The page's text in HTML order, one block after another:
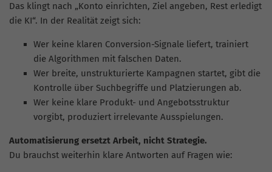
Das klingt nach „Konto einrichten, Ziel angeben, Rest erledigt
die KI“. In der Realität zeigt sich:
Wer keine klaren Conversion-Signale liefert, trainiert
die Algorithmen mit falschen Daten.
Wer breite, unstrukturierte Kampagnen startet, gibt die
Kontrolle über Suchbegriffe und Platzierungen ab.
Wer keine klare Produkt- und Angebotsstruktur
vorgibt, produziert irrelevante Ausspielungen.
Automatisierung ersetzt Arbeit, nicht Strategie.
Du brauchst weiterhin klare Antworten auf Fragen wie: